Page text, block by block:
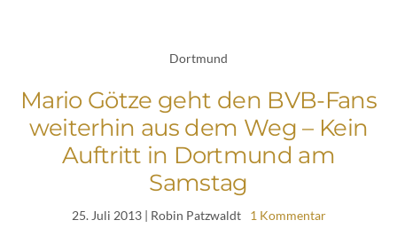
Dortmund
Mario Götze geht den BVB-Fans
weiterhin aus dem Weg – Kein
Auftritt in Dortmund am
Samstag
25. Juli 2013| Robin Patzwaldt 1 Kommentar